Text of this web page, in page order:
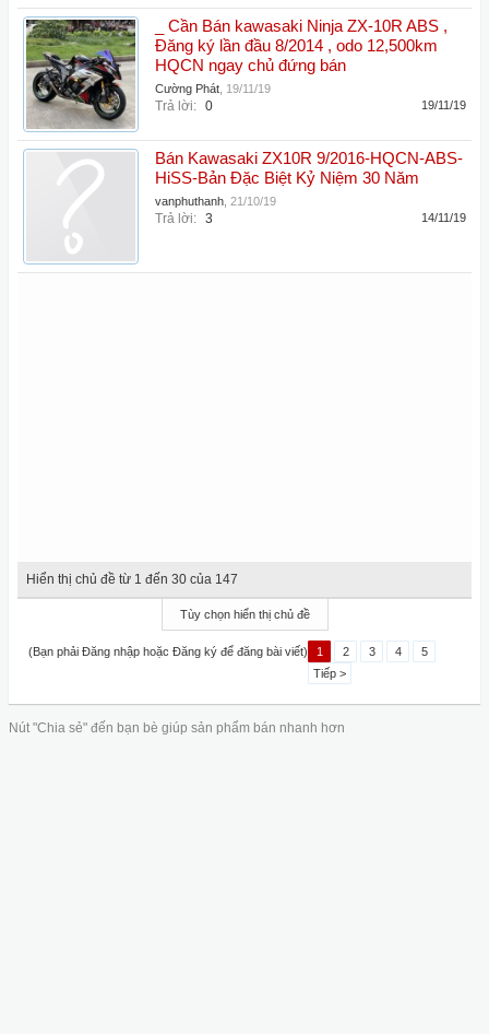
_ Cần Bán kawasaki Ninja ZX-10R ABS ,
Đăng ký lần đầu 8/2014 , odo 12,500km
HQCN ngay chủ đứng bán
Cường Phát 19/11/19
Trả lời: 0 19/11/19
Bán Kawasaki ZX10R 9/2016-HQCN-ABS-
HiSS-Bản Đặc Biệt Kỷ Niệm 30 Năm
vanphuthanh 21/10/19
Trả lời: 3 14/11/19
Hiển thị chủ đề từ 1 đến 30 của 147
Tùy chọn hiển thị chủ đề
(Bạn phải Đăng nhập hoặc Đăng ký để đăng bài viết) 1 2 3 4
5
Tiếp >
Nút "Chia sẻ" đến bạn bè giúp sản phẩm bán nhanh hơn